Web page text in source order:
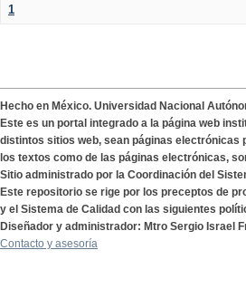
1
Hecho en México. Universidad Nacional
Este es un portal integrado a la página web
distintos sitios web, sean páginas electrónicas
los textos como de las páginas electrónicas,
Sitio administrado por la Coordinación del
Este repositorio se rige por los preceptos de
y el Sistema de Calidad con las siguientes
Diseñador y administrador: Mtro Sergio Israel
Contacto y asesoría